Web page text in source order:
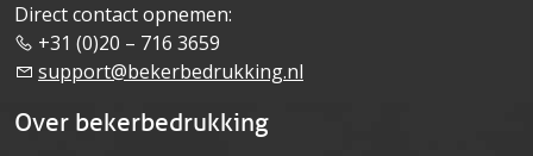
Direct contact opnemen:
+31 (0)20 – 716 3659
support@bekerbedrukking.nl
Over bekerbedrukking